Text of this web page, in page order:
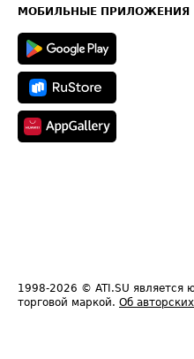
Техническая информация
МОБИЛЬНЫЕ ПРИЛОЖЕНИЯ
1998-2026 © ATI.SU является
торговой маркой. Об